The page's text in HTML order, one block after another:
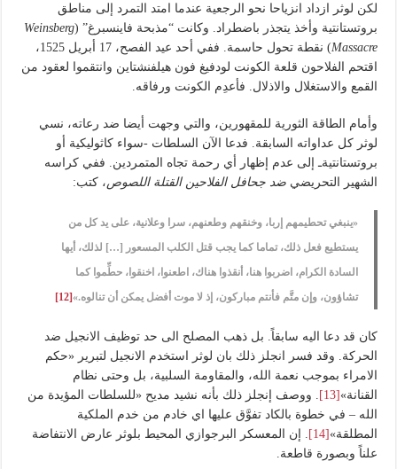
لكن لوثر ازداد انزياحا نحو الرجعية عندما امتد التمرد إلى مناطق
بروتستانتية وأخذ يتجذر باضطراد. وكانت “مذبحة فاينسبرغ” (Weinsberg
Massacre
) نقطة تحول حاسمة. ففي أحد عيد الفصح، 17 أبريل 1525،
اقتحم الفلاحون قلعة الكونت لودفيغ فون هيلفنشتاين وانتقموا لعقود من
القمع والاستغلال والاذلال. فأعدِم الكونت ورفاقه.
وأمام الطاقة الثورية للمقهورين، والتي وجهت أيضا ضد رعاته، نسي
لوثر كل عداواته السابقة. فدعا الآن السلطات -سواء كاثوليكية أو
بروتستانتيةـ إلى عدم إظهار أي رحمة تجاه المتمردين. ففي كراسه
الشهير التحريضيضد جحافل الفلاحين القتلة اللصوص، كتب:
«ينبغي تحطيمهم إربا، وخنقهم وطعنهم، سرا وعلانية، على يد كل من
يستطيع فعل ذلك، تماما كما يجب قتل الكلب المسعور […] لذلك، أيها
السادة الكرام، اضربوا هنا، أنقذوا هناك، اطعنوا، اخنقوا، حطِّموا كما
تشاؤون، وإن متَّم فأنتم مباركون، إذ لا موت أفضل يمكن أن تنالوه.»[12]
كان قد دعا اليه سابقاً. بل ذهب المصلح الى حد توظيف الانجيل ضد
الحركة. وقد فسر انجلز ذلك بان لوثر استخدم الانجيل لتبرير «حكم
الامراء بموجب نعمة الله، والمقاومة السلبية، بل وحتى نظام
القنانة»[13]
. ووصف إنجلز ذلك بأنه نشيد مديح «للسلطات المؤيدة من
الله – في خطوة بالكاد تفوَّق عليها اي خادم من خدم الملكية
المطلقة»[14]
. إن المعسكر البرجوازي المحيط بلوثر عارض الانتفاضة
علناً وبصورة قاطعة.